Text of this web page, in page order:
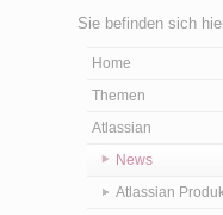
Sie befinden sich
Home
Themen
Atlassian
News
Atlassian